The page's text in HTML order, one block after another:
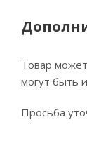
Товар
могут быть
Просьба